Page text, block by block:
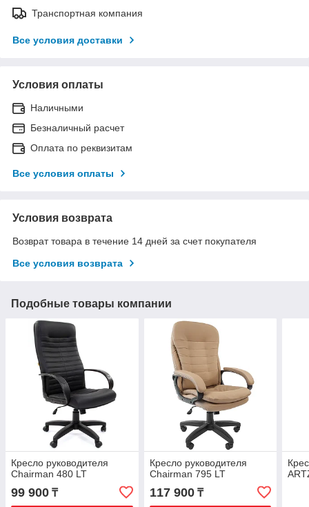
Транспортная компания
Все условия доставки
Условия оплаты
Наличными
Безналичный расчет
Оплата по реквизитам
Все условия оплаты
Условия возврата
Возврат товара в течение 14 дней за счет покупателя
Все условия возврата
Подобные товары компании
Кресло руководителя
Chairman 480 LT
99 900 ₸
Кресло руководителя
Chairman 795 LT
117 900₸